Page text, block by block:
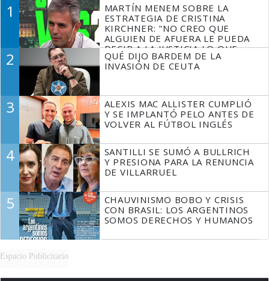
1
MARTÍN MENEM SOBRE LA
ESTRATEGIA DE CRISTINA
KIRCHNER: "NO CREO QUE
ALGUIEN DE AFUERA LE PUEDA
DECIR A LA JUSTICIA LO QUE
TIENE QUE HACER"
2
QUÉ DIJO BARDEM DE LA
INVASIÓN DE CEUTA
3
ALEXIS MAC ALLISTER CUMPLIÓ
Y SE IMPLANTÓ PELO ANTES DE
VOLVER AL FÚTBOL INGLÉS
4
SANTILLI SE SUMÓ A BULLRICH
Y PRESIONA PARA LA RENUNCIA
DE VILLARRUEL
5
CHAUVINISMO BOBO Y CRISIS
CON BRASIL: LOS ARGENTINOS
SOMOS DERECHOS Y HUMANOS
Espacio Publicitario